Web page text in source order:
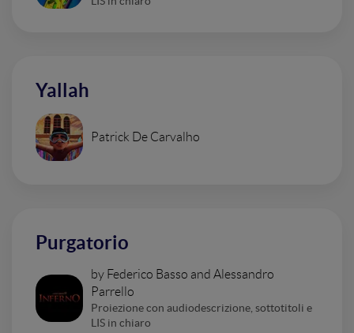
Yallah
Patrick De Carvalho
Purgatorio
by Federico Basso and Alessandro
Parrello
Proiezione con audiodescrizione, sottotitoli e
LIS in chiaro